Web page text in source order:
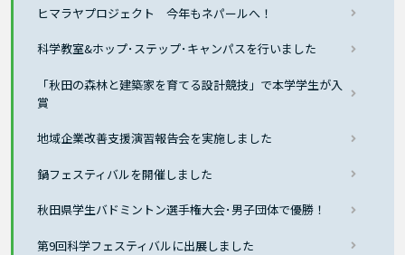
ヒマラヤプロジェクト 今年もネパールへ！
科学教室&ホップ･ステップ･キャンパスを行いました
「秋田の森林と建築家を育てる設計競技」で本学学生が入
賞
地域企業改善支援演習報告会を実施しました
鍋フェスティバルを開催しました
秋田県学生バドミントン選手権大会･男子団体で優勝！
第9回科学フェスティバルに出展しました